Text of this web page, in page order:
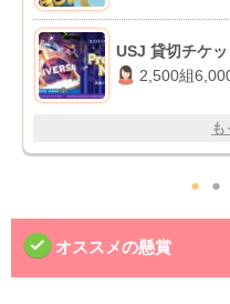
USJ 貸切チケッ
2,500組
も
● ●
オススメの懸賞